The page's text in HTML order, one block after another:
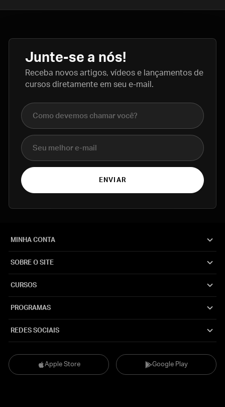
Junte-se a nós!
Receba novos artigos, vídeos e lançamentos de
cursos diretamente em seu e-mail.
Nome completo
E-mail
ENVIAR
Apple Store Google Play
MINHA CONTA
SOBRE O SITE
CURSOS
PROGRAMAS
REDES SOCIAIS